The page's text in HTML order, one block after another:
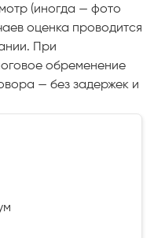
(иногда — фото
оценка проводится
При
обременение
— без задержек и